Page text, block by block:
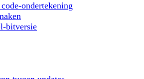
ondertekening
bitversie